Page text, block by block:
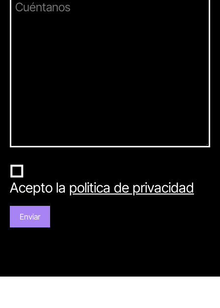
Acepto la politica de privacidad